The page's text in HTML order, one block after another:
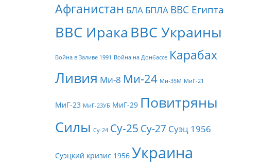
Афганистан БЛА БПЛА ВВС Египта
ВВС Ирака ВВС Украины
Война в Заливе 1991 Война на Донбассе Карабах
Ливия Ми-8 Ми-24 Ми-35М МиГ-21
МиГ-23 МиГ-23УБ МиГ-29 Повитряны
Силы Су-24 Су-25 Су-27 Суэц 1956
Суэцкий кризис 1956 Украина